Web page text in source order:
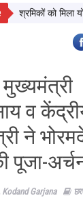
को मिला
मुख्यमंत्री
व
ने
पूजा-
Kodand Garjana